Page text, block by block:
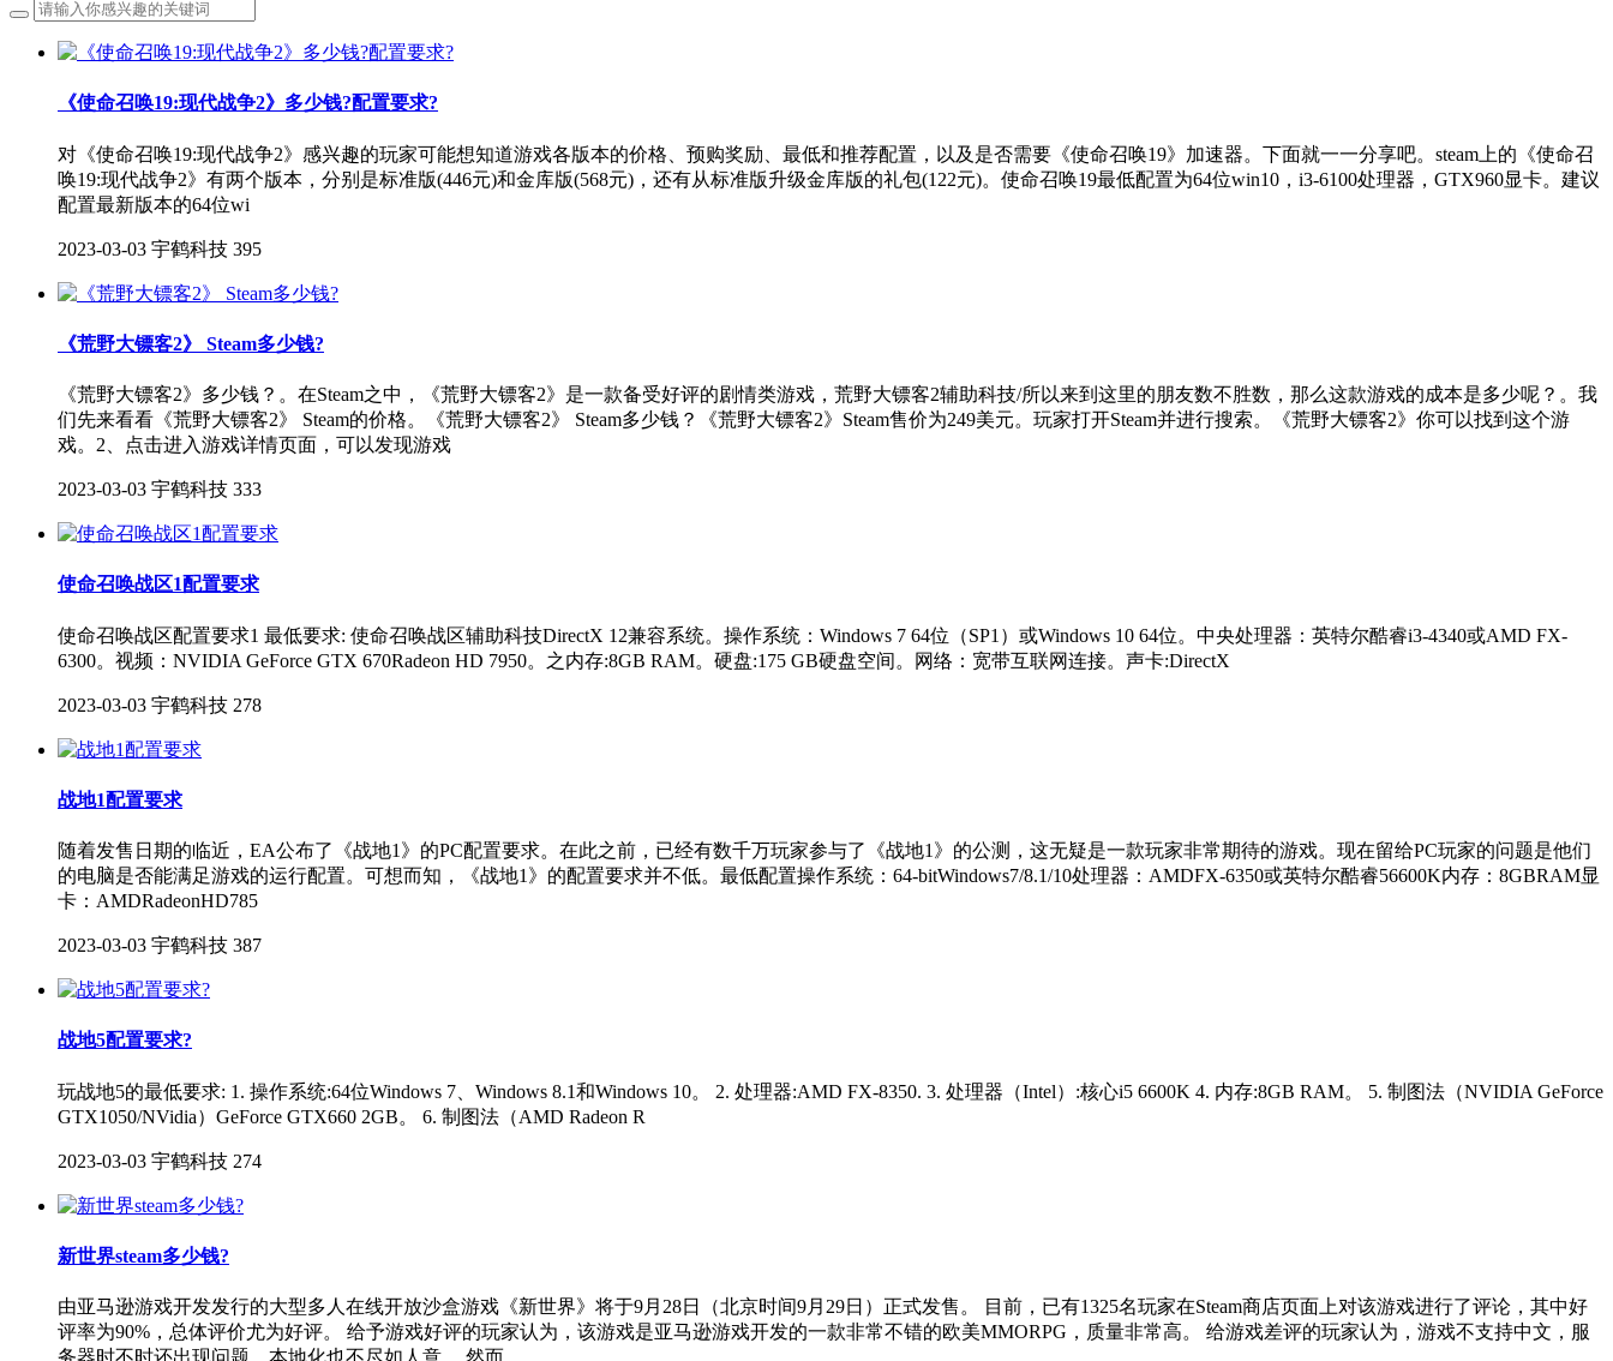
《使命召唤19:现代战争2》多少钱?配置要求?
对《使命召唤19:现代战争2》感兴趣的玩家可能想知道游戏各版本的价格、预购奖励、最低和推荐配置，以及是否需要《使命召唤19》加速器。下面就一一分享吧。steam上的《使命召
唤19:现代战争2》有两个版本，分别是标准版(446元)和金库版(568元)，还有从标准版升级金库版的礼包(122元)。使命召唤19最低配置为64位win10，i3-6100处理器，GTX960显卡。建议
配置最新版本的64位wi
2023-03-03 宇鹤科技 395
《荒野大镖客2》 Steam多少钱?
《荒野大镖客2》多少钱？。在Steam之中，《荒野大镖客2》是一款备受好评的剧情类游戏，荒野大镖客2辅助科技/所以来到这里的朋友数不胜数，那么这款游戏的成本是多少呢？。我
们先来看看《荒野大镖客2》 Steam的价格。《荒野大镖客2》 Steam多少钱？《荒野大镖客2》Steam售价为249美元。玩家打开Steam并进行搜索。《荒野大镖客2》你可以找到这个游
戏。2、点击进入游戏详情页面，可以发现游戏
2023-03-03 宇鹤科技 333
使命召唤战区1配置要求
使命召唤战区配置要求1 最低要求: 使命召唤战区辅助科技DirectX 12兼容系统。操作系统：Windows 7 64位（SP1）或Windows 10 64位。中央处理器：英特尔酷睿i3-4340或AMD FX-
6300。视频：NVIDIA GeForce GTX 670Radeon HD 7950。之内存:8GB RAM。硬盘:175 GB硬盘空间。网络：宽带互联网连接。声卡:DirectX
2023-03-03 宇鹤科技 278
战地1配置要求
随着发售日期的临近，EA公布了《战地1》的PC配置要求。在此之前，已经有数千万玩家参与了《战地1》的公测，这无疑是一款玩家非常期待的游戏。现在留给PC玩家的问题是他们
的电脑是否能满足游戏的运行配置。可想而知，《战地1》的配置要求并不低。最低配置操作系统：64-bitWindows7/8.1/10处理器：AMDFX-6350或英特尔酷睿56600K内存：8GBRAM显
卡：AMDRadeonHD785
2023-03-03 宇鹤科技 387
战地5配置要求?
玩战地5的最低要求: 1. 操作系统:64位Windows 7、Windows 8.1和Windows 10。 2. 处理器:AMD FX-8350. 3. 处理器（Intel）:核心i5 6600K 4. 内存:8GB RAM。 5. 制图法（NVIDIA GeForce
GTX1050/NVidia）GeForce GTX660 2GB。 6. 制图法（AMD Radeon R
2023-03-03 宇鹤科技 274
新世界steam多少钱?
由亚马逊游戏开发发行的大型多人在线开放沙盒游戏《新世界》将于9月28日（北京时间9月29日）正式发售。 目前，已有1325名玩家在Steam商店页面上对该游戏进行了评论，其中好
评率为90%，总体评价尤为好评。 给予游戏好评的玩家认为，该游戏是亚马逊游戏开发的一款非常不错的欧美MMORPG，质量非常高。 给游戏差评的玩家认为，游戏不支持中文，服